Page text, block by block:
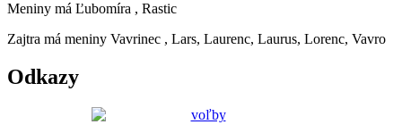
Meniny má Ľubomíra , Rastic
Zajtra má meniny Vavrinec , Lars, Laurenc, Laurus, Lorenc, Vavro
Odkazy